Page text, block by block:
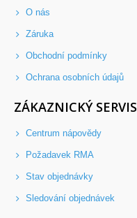
O nás
Záruka
Obchodní podmínky
Ochrana osobních údajů
ZÁKAZNICKÝ SERVIS
Centrum nápovědy
Požadavek RMA
Stav objednávky
Sledování objednávek